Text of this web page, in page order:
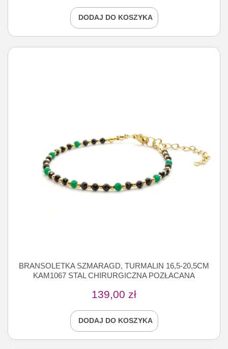
DODAJ DO KOSZYKA
BRANSOLETKA SZMARAGD, TURMALIN 16,5-20,5CM
KAM1067 STAL CHIRURGICZNA POZŁACANA
139,00 zł
DODAJ DO KOSZYKA